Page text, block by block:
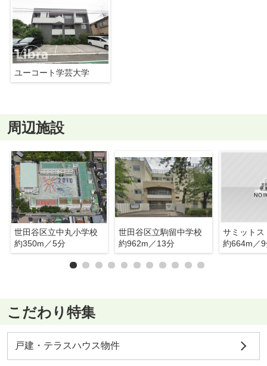
ユーコート学芸大学
周辺施設
世田谷区立中丸小学校
約350m／5分
世田谷区立駒留中学校
約962m／13分
約664m／
こだわり特集
戸建・テラスハウス物件